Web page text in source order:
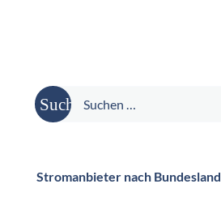
Suche
nach:
Stromanbieter nach Bundesland